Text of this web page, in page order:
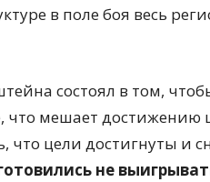
в поле боя весь
состоял в том,
что мешает достижению
что цели достигнуты и
не